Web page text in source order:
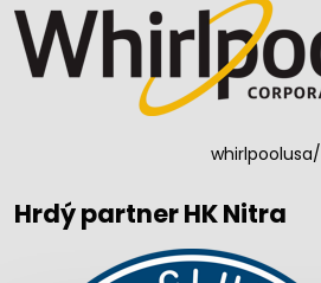
whirlpoolusa/
Hrdý partner HK Nitra